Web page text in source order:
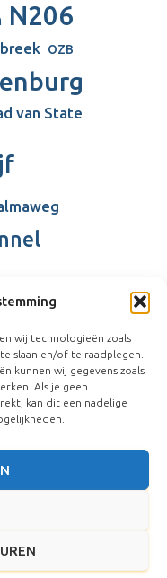
wij technologieën zoals
slaan en/of te raadplegen.
kunnen wij gegevens zoals
Als je geen
kan dit een nadelige
N206
OZB
van State
Wienen-tijdperk
ThemeIsle